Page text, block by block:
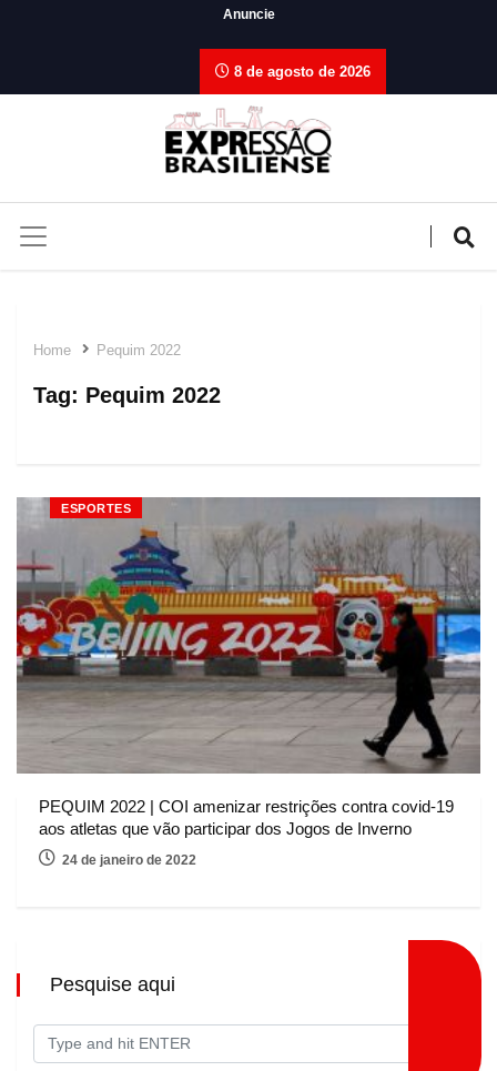
Anuncie
8 de agosto de 2026
Home Pequim 2022
Tag: Pequim 2022
ESPORTES
PEQUIM 2022 | COI amenizar restrições contra covid-19
aos atletas que vão participar dos Jogos de Inverno
24 de janeiro de 2022
Pesquise aqui